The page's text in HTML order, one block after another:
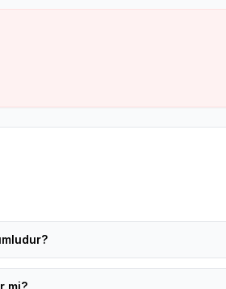
mi?